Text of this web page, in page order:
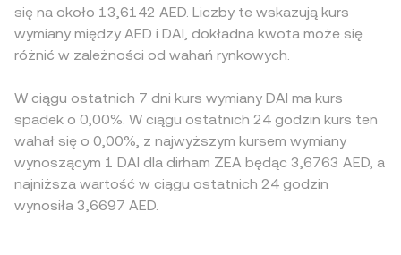
się na około 13,6142 AED. Liczby te wskazują kurs
wymiany między AED i DAI, dokładna kwota może się
różnić w zależności od wahań rynkowych.
W ciągu ostatnich 7 dni kurs wymiany DAI ma kurs
spadek o 0,00%. W ciągu ostatnich 24 godzin kurs ten
wahał się o 0,00%, z najwyższym kursem wymiany
wynoszącym 1 DAI dla dirham ZEA będąc 3,6763 AED, a
najniższa wartość w ciągu ostatnich 24 godzin
wynosiła 3,6697 AED.